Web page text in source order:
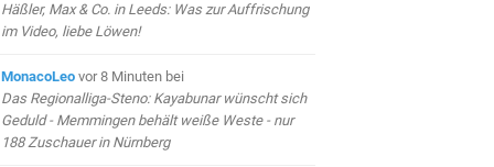
Häßler, Max & Co. in Leeds: Was zur Auffrischung
im Video, liebe Löwen!
MonacoLeo vor 8 Minuten bei
Das Regionalliga-Steno: Kayabunar wünscht sich
Geduld - Memmingen behält weiße Weste - nur
188 Zuschauer in Nürnberg